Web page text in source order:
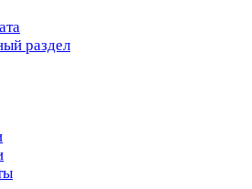
раздел